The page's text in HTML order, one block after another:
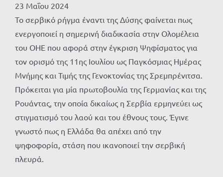
23 Μαΐου 2024
Το σερβικό ρήγμα έναντι της Δύσης φαίνεται πως
ενεργοποιεί η σημερινή διαδικασία στην Ολομέλεια
του ΟΗΕ που αφορά στην έγκριση Ψηφίσματος για
τον ορισμό της 11ης Ιουλίου ως Παγκόσμιας Ημέρας
Μνήμης και Τιμής της Γενοκτονίας της Σρεμπρένιτσα.
Πρόκειται για μία πρωτοβουλία της Γερμανίας και της
Ρουάντας, την οποία δικαίως η Σερβία ερμηνεύει ως
στιγματισμό του λαού και του έθνους τους. Έγινε
γνωστό πως η Ελλάδα θα απέχει από την
ψηφοφορία, στάση που ικανοποιεί την σερβική
πλευρά.